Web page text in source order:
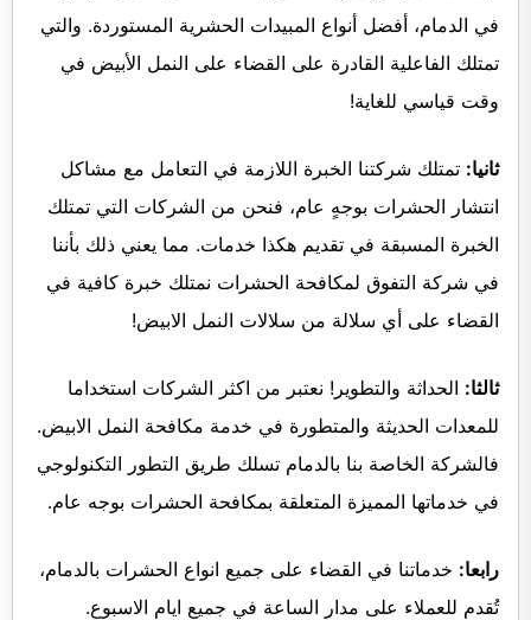
في الدمام، أفضل أنواع المبيدات الحشرية المستوردة. والتي
تمتلك الفاعلية القادرة على القضاء على النمل الأبيض في
وقت قياسي للغاية!
ثانيا: تمتلك شركتنا الخبرة اللازمة في التعامل مع مشاكل
انتشار الحشرات بوجهٍ عام، فنحن من الشركات التي تمتلك
الخبرة المسبقة في تقديم هكذا خدمات. مما يعني ذلك بأننا
في شركة التفوق لمكافحة الحشرات نمتلك خبرة كافية في
القضاء على أي سلالة من سلالات النمل الابيض!
ثالثا: الحداثة والتطوير! نعتبر من اكثر الشركات استخداما
للمعدات الحديثة والمتطورة في خدمة مكافحة النمل الابيض.
فالشركة الخاصة بنا بالدمام تسلك طريق التطور التكنولوجي
في خدماتها المميزة المتعلقة بمكافحة الحشرات بوجه عام.
رابعا: خدماتنا في القضاء على جميع انواع الحشرات بالدمام،
تُقدم للعملاء على مدار الساعة في جميع ايام الاسبوع.